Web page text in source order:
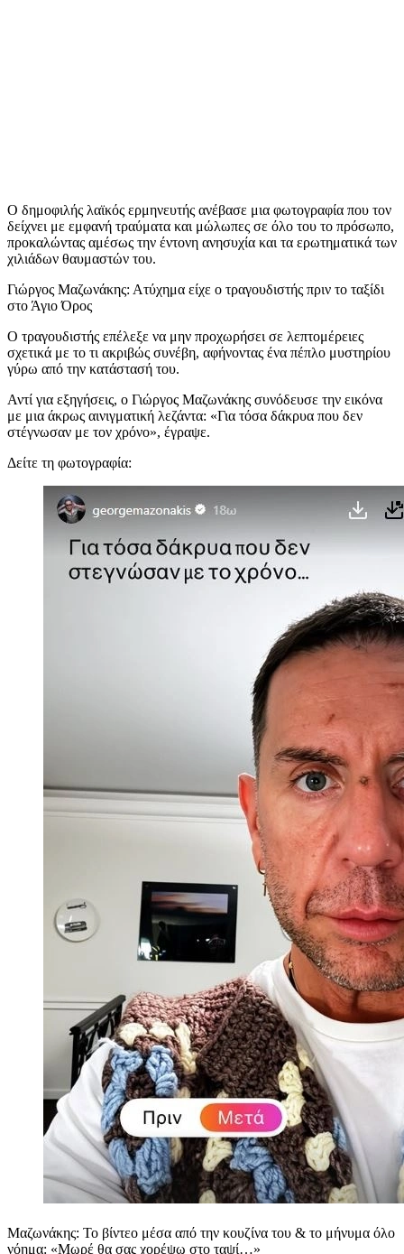
Ο δημοφιλής λαϊκός ερμηνευτής ανέβασε μια φωτογραφία που τον
δείχνει με εμφανή τραύματα και μώλωπες σε όλο του το πρόσωπο,
προκαλώντας αμέσως την έντονη ανησυχία και τα ερωτηματικά των
χιλιάδων θαυμαστών του.
Γιώργος Μαζωνάκης: Ατύχημα είχε ο τραγουδιστής πριν το ταξίδι
στο Άγιο Όρος
Ο τραγουδιστής επέλεξε να μην προχωρήσει σε λεπτομέρειες
σχετικά με το τι ακριβώς συνέβη, αφήνοντας ένα πέπλο μυστηρίου
γύρω από την κατάστασή του.
Αντί για εξηγήσεις, ο Γιώργος Μαζωνάκης συνόδευσε την εικόνα
με μια άκρως αινιγματική λεζάντα: «Για τόσα δάκρυα που δεν
στέγνωσαν με τον χρόνο», έγραψε.
Δείτε τη φωτογραφία:
Μαζωνάκης: Το βίντεο μέσα από την κουζίνα του & το μήνυμα όλο
νόημα: «Μωρέ θα σας χορέψω στο ταψί…»